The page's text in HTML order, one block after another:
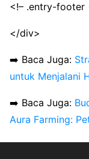
<!– .entry-footer
</div>
➡️ Baca Juga:
untuk Menjalani
➡️ Baca Juga:
Aura Farming: